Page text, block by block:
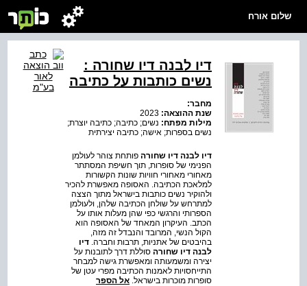
שלום אורח
דיו לבנה דיו שחורה :
נשים כותבות על כתיבה
מחבר:
שנת ההוצאה:
מילות מפתח: נשים; כתיבה; כתיבה יוצרת;
נשים בספרות; אישה; כתיבה יצירתית
דיו לבנה דיו שחורה פותחת צוהר לעולמן
הפנימי של סופרות, תוך חשיפת המסתתר
מאחורי מאחורי חוויות שונות הקשורות
למלאכת הכתיבה. האסופה מאפשרת להכיר
ולהוקיר נשים כותבות בישראל מתוך הצצה
למתרחש על שולחן הכתיבה שלהן, ולעולמן
הספרותי והרגשי כפי שהן מעלות אותו על
הכתב. העיקרון המאחד של האסופה הוא
הקול הנשי, המרובד והנבדל זה מזה,
בהיבטים של אתניות, תרבות וחברה. דיו
לבנה דיו שחורה סוללת דרך לתובנות על
יצירה ומשמעותה ומאפשרת גישה למבחר
התייחסויות לאמנות הכתיבה מפרי עטן של
סופרות מוכרות בישראל. אל הספר